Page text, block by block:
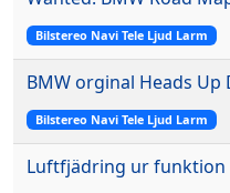
Bilstereo Navi Tele Ljud Larm
BMW orginal Heads
Bilstereo Navi Tele Ljud Larm
Luftfjädring ur funktion